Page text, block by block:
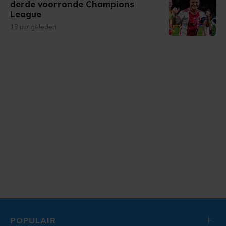
derde voorronde Champions
League
13 uur geleden
POPULAIR